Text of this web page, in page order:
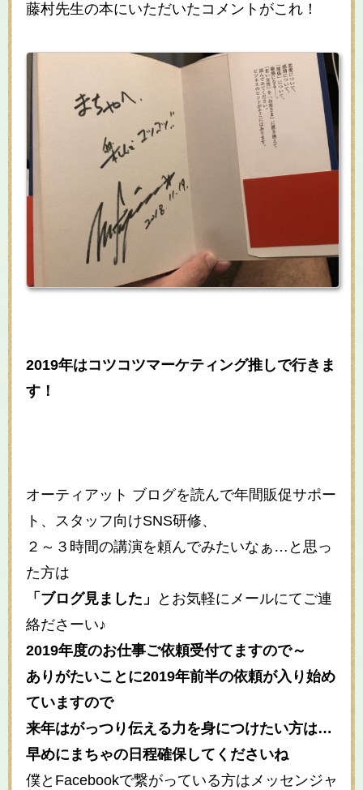
藤村先生の本にいただいたコメントがこれ！
2019年はコツコツマーケティング推しで行きま
す！
オーティアット ブログを読んで年間販促サポー
ト、スタッフ向けSNS研修、
２～３時間の講演を頼んでみたいなぁ … と思っ
た方は
「ブログ見ました」
とお気軽にメールにてご連
絡ださーい♪
2019年度のお仕事ご依頼受付てますので～
ありがたいことに2019年前半の依頼が入り始め
ていますので
来年はがっつり伝える力を身につけたい方は…
早めにまちゃの日程確保してくださいね
僕と Facebookで繋がっている方はメッセンジャ